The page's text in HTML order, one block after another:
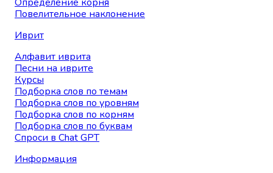
Повелительное наклонение
Иврит
Алфавит иврита
Песни на иврите
Курсы
Подборка слов по темам
Подборка слов по уровням
Подборка слов по корням
Подборка слов по буквам
Спроси в Chat GPT
Информация